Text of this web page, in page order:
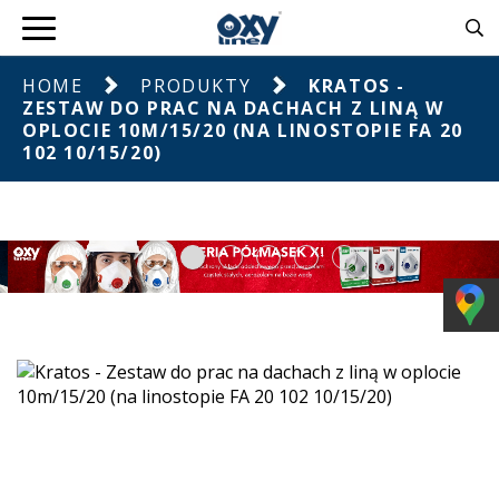
HOME PRODUKTY
KRATOS -
ZESTAW DO PRAC NA DACHACH Z LINĄ W
OPLOCIE 10M/15/20 (NA LINOSTOPIE FA 20
102 10/15/20)